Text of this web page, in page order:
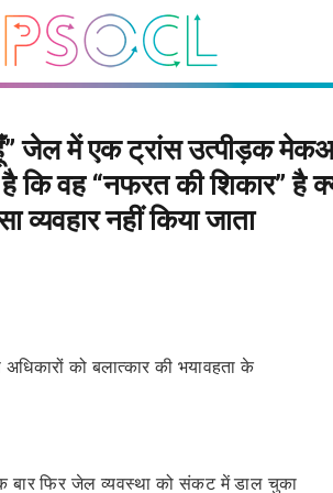
जेल में एक ट्रांस उत्पीड़क
कि वह “नफरत की शिकार” है
नहीं किया जाता
को बलात्कार की भयावहता के
बार फिर जेल व्यवस्था को संकट में डाल चुका